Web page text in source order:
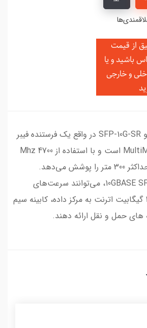
از قیمت
باشید و یا
و خارجی
ماژول فیبر نوری سیسکو SFP-10G-SR در واقع یک فرستنده فیبر
نوری 10 گیگابیتی MultiMode است و با استفاده از 4700 Mhz
KM MMF) OM3) تا حداکثر 300 متر را پوشش می‌دهد.
ماژول‌های سیسکو +10GBASE SFP، می‌توانند سرعت‌های
متفاوتی را تا حداکثر 10 گیگابیت اترنت به مرکز داده، کابینه سیم
های حمل و نقل ارائه دهند.